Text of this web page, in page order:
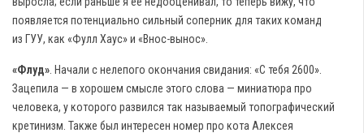
появляется потенциально сильный соперник для таких команд
из ГУУ, как «Фулл Хаус» и «Внос-вынос».
«Флуд» . Начали с нелепого окончания свидания: «С тебя 2600».
Зацепила — в хорошем смысле этого слова — миниатюра про
человека, у которого развился так называемый топографический
кретинизм. Также был интересен номер про кота Алексея